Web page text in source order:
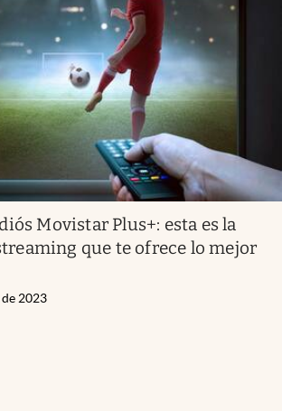
Movistar Plus+: esta es la
que te ofrece lo mejor
2023